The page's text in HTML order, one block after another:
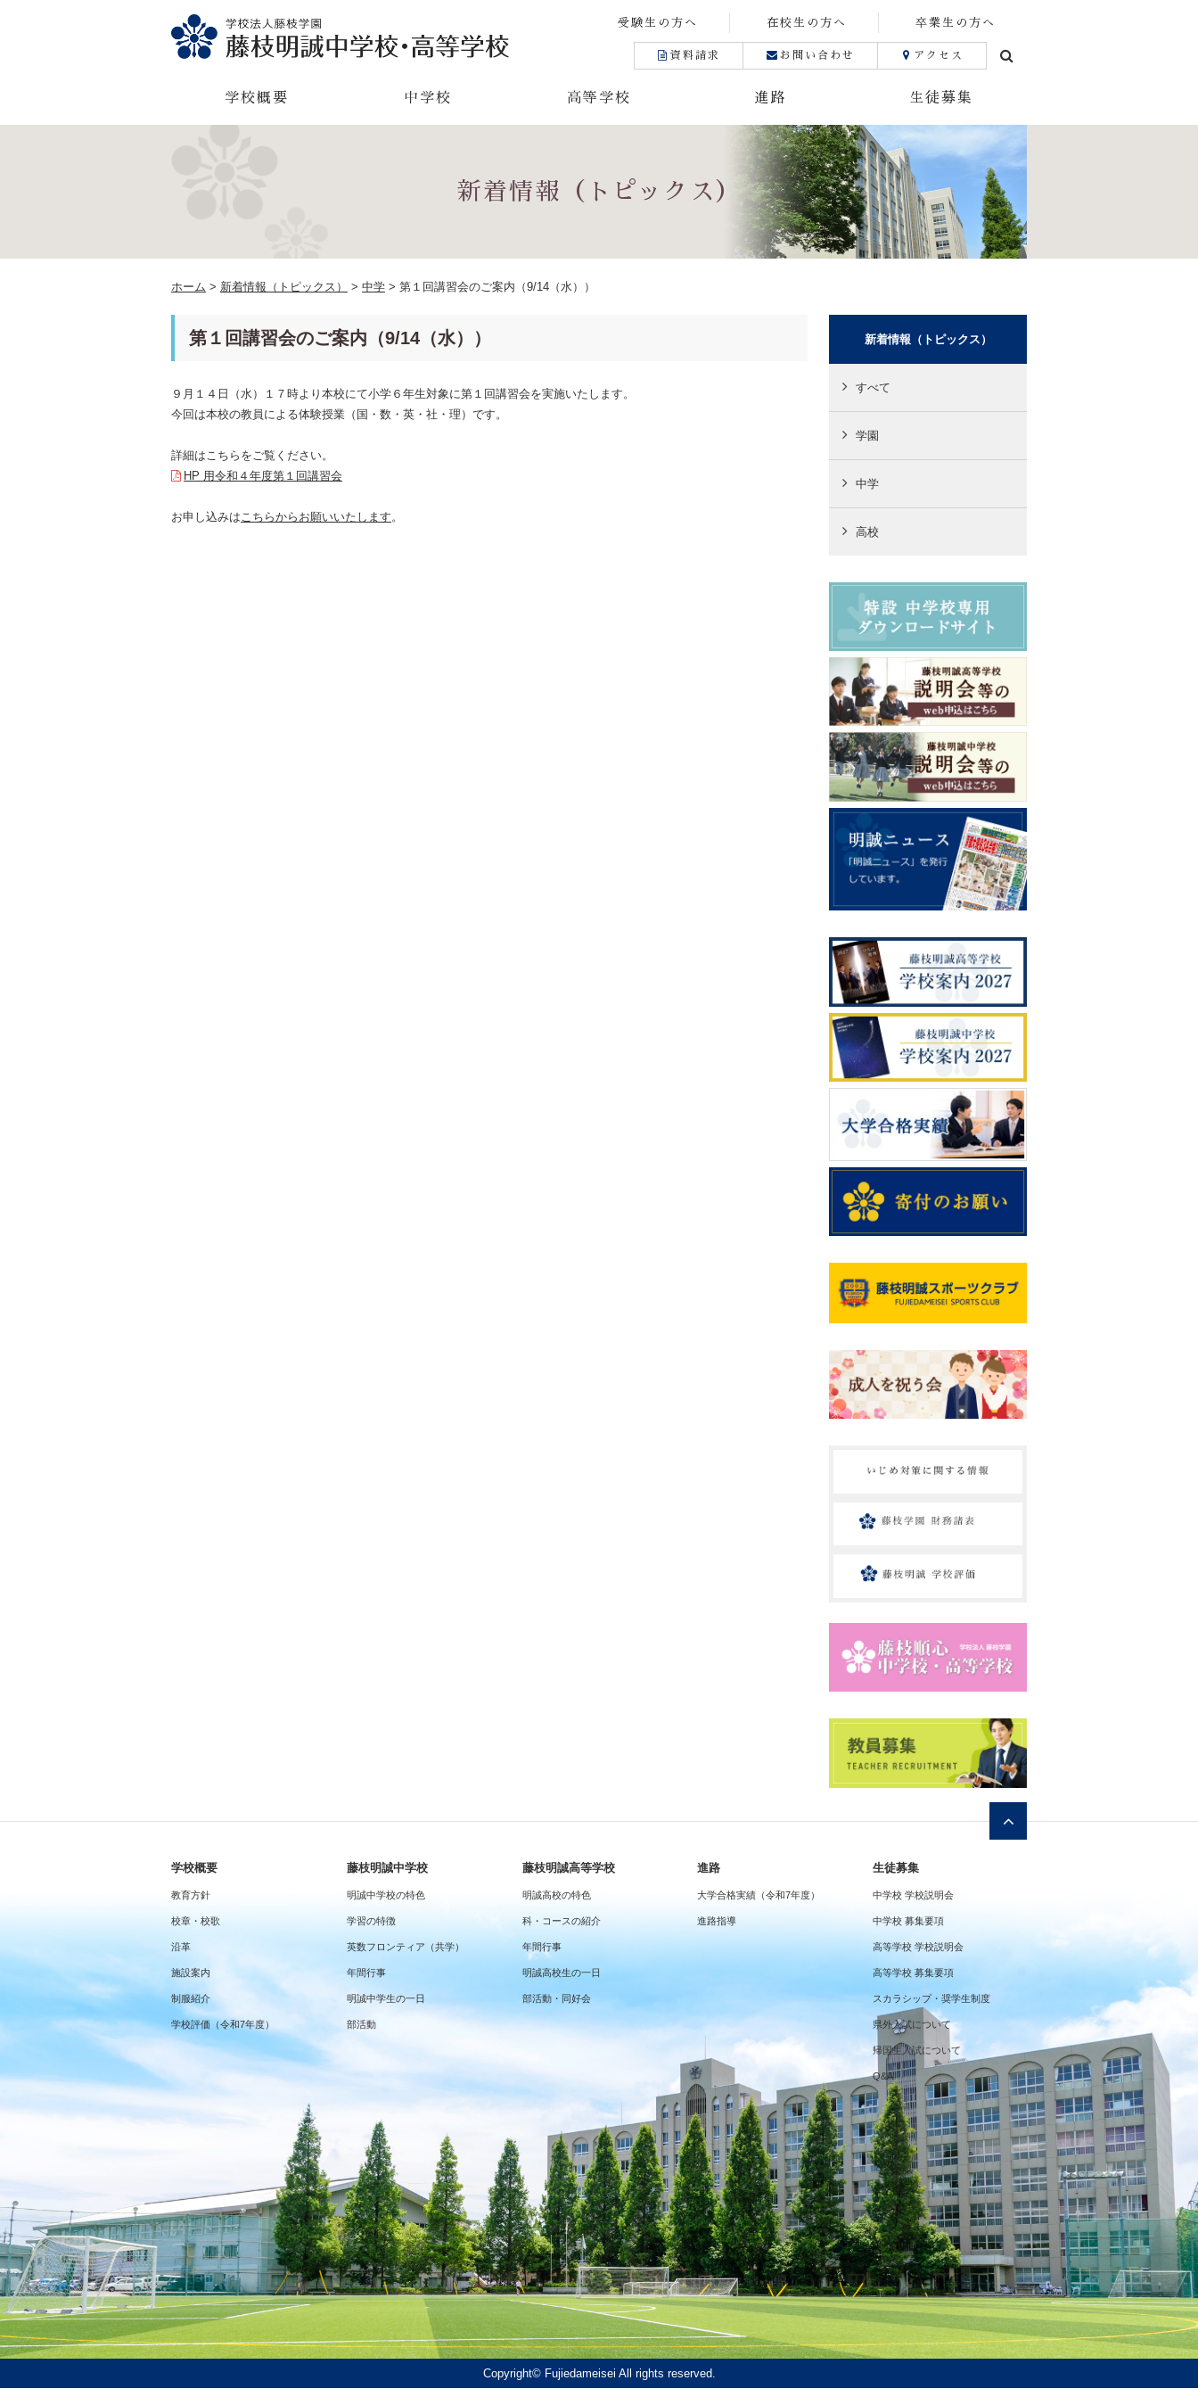
学校概要 中学校 高等学校 進路 生徒募集
受験生の方へ 在校生の方へ 卒業生の方へ
資料請求 お問い合わせ アクセス
新着情報（トピックス）
ホーム > 新着情報（トピックス） > 中学 > 第１回講習会のご案内（9/14（水））
第１回講習会のご案内（9/14（水））
９月１４日（水）１７時より本校にて小学６年生対象に第１回講習会を実施いたします。
今回は本校の教員による体験授業（国・数・英・社・理）です。
詳細はこちらをご覧ください。
HP 用令和４年度第１回講習会
お申し込みはこちらからお願いいたします。
新着情報（トピックス）
すべて
学園
中学
高校
学校概要
教育方針
校章・校歌
沿革
施設案内
制服紹介
学校評価（令和7年度）
藤枝明誠中学校
明誠中学校の特色
学習の特徴
英数フロンティア（共学）
年間行事
明誠中学生の一日
部活動
藤枝明誠高等学校
明誠高校の特色
科・コースの紹介
年間行事
明誠高校生の一日
部活動・同好会
進路
大学合格実績（令和7年度）
進路指導
生徒募集
中学校 学校説明会
中学校 募集要項
高等学校 学校説明会
高等学校 募集要項
スカラシップ・奨学生制度
県外入試について
帰国生入試について
Q&A
Copyright© Fujiedameisei All rights reserved.